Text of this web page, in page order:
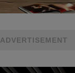
ADVERTISEMENT